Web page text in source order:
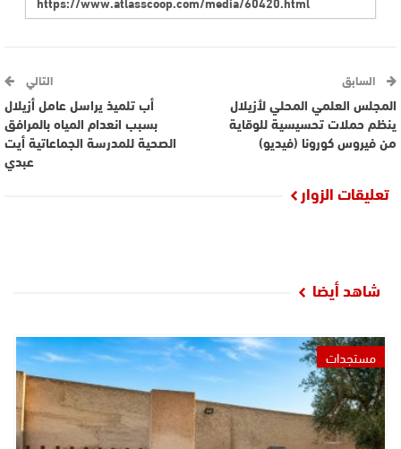
السابق
المجلس العلمي المحلي لأزيلال
ينظم حملات تحسيسية للوقاية
من فيروس كورونا (فيديو)
التالي
أب تلميذ يراسل عامل أزيلال
بسبب انعدام المياه بالمرافق
الصحية للمدرسة الجماعاتية أيت
عبدي
تعليقات الزوار
شاهد أيضا
مستجدات